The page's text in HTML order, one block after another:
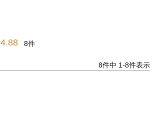
4.88 8
8件中 1-8件表示